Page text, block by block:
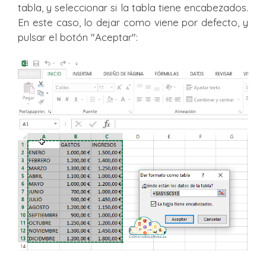
tabla, y seleccionar si la tabla tiene encabezados.
En este caso, lo dejar como viene por defecto, y
pulsar el botón "Aceptar":